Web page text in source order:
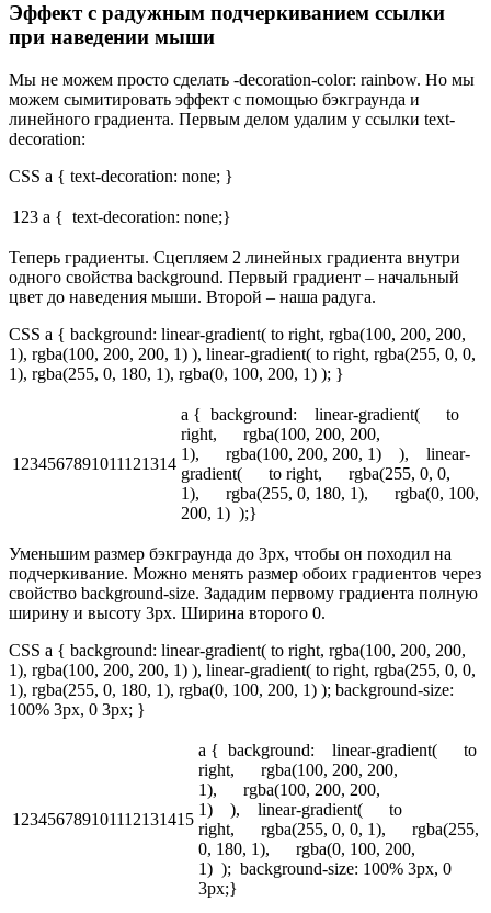
Эффект с радужным подчеркиванием ссылки
при наведении мыши
Мы не можем просто сделать -decoration-color: rainbow. Но мы
можем сымитировать эффект с помощью бэкграунда и
линейного градиента. Первым делом удалим у ссылки text-
decoration:
CSS a { text-decoration: none; }
123 a { text-decoration: none;}
Теперь градиенты. Сцепляем 2 линейных градиента внутри
одного свойства background. Первый градиент – начальный
цвет до наведения мыши. Второй – наша радуга.
CSS a { background: linear-gradient( to right, rgba(100, 200, 200,
1), rgba(100, 200, 200, 1) ), linear-gradient( to right, rgba(255, 0, 0,
1), rgba(255, 0, 180, 1), rgba(0, 100, 200, 1) ); }
1234567891011121314
a { background: linear-gradient( to
right, rgba(100, 200, 200,
1), rgba(100, 200, 200, 1) ), linear-
gradient( to right, rgba(255, 0, 0,
1), rgba(255, 0, 180, 1), rgba(0, 100,
200, 1) );}
Уменьшим размер бэкграунда до 3px, чтобы он походил на
подчеркивание. Можно менять размер обоих градиентов через
свойство background-size. Зададим первому градиента полную
ширину и высоту 3px. Ширина второго 0.
CSS a { background: linear-gradient( to right, rgba(100, 200, 200,
1), rgba(100, 200, 200, 1) ), linear-gradient( to right, rgba(255, 0, 0,
1), rgba(255, 0, 180, 1), rgba(0, 100, 200, 1) ); background-size:
100% 3px, 0 3px; }
123456789101112131415
a { background: linear-gradient( to
right, rgba(100, 200, 200,
1), rgba(100, 200, 200,
1) ), linear-gradient( to
right, rgba(255, 0, 0, 1), rgba(255,
0, 180, 1), rgba(0, 100, 200,
1) ); background-size: 100% 3px, 0
3px;}